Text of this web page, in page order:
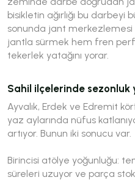
bisikletin ağırlığı bu darbeyi
sonunda jant merkezlemesi
jantla sürmek hem fren
tekerlek yatağını yorar.
Sahil ilçelerinde sezonluk
Ayvalık, Erdek ve Edremit
yaz aylarında nüfus
artıyor. Bunun iki sonucu var.
Birincisi atölye yoğunluğu:
süreleri uzuyor ve parça